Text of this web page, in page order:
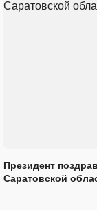
Президент
Саратовской